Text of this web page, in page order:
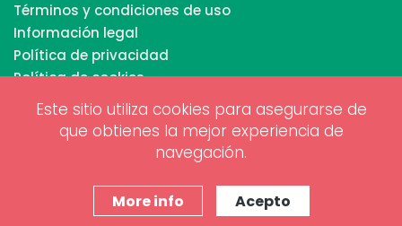
Este sitio utiliza cookies para asegurarse de
que obtienes la mejor experiencia de
navegación.
More info Acepto
Términos y condiciones de uso
Información legal
Política de privacidad
Política de cookies
Copyrights © 2026 All Rights Reserved by Biosphere
Responsible Tourism Inc.
www.projectesainternet.com